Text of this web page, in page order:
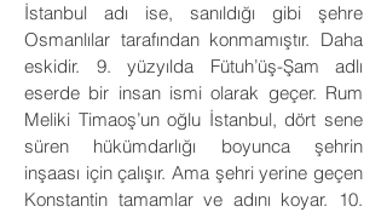
İstanbul adı ise, sanıldığı gibi şehre
Osmanlılar tarafından konmamıştır. Daha
eskidir. 9. yüzyılda Fütuh’üş-Şam adlı
eserde bir insan ismi olarak geçer. Rum
Meliki Timaoş’un oğlu İstanbul, dört sene
süren hükümdarlığı boyunca şehrin
inşaası için çalışır. Ama şehri yerine geçen
Konstantin tamamlar ve adını koyar. 10.